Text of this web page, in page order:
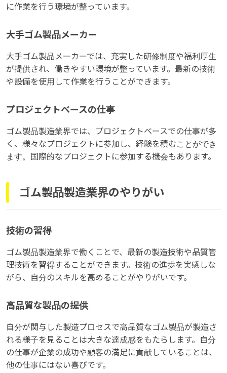
に作業を行う環境が整っています。
大手ゴム製品メーカー
大手ゴム製品メーカーでは、充実した研修制度や福利厚生
が提供され、働きやすい環境が整っています。最新の技術
や設備を使用して作業を行うことができます。
プロジェクトベースの仕事
ゴム製品製造業界では、プロジェクトベースでの仕事が多
く、様々なプロジェクトに参加し、経験を積むことができ
ます。国際的なプロジェクトに参加する機会もあります。
ゴム製品製造業界のやりがい
技術の習得
ゴム製品製造業界で働くことで、最新の製造技術や品質管
理技術を習得することができます。技術の進歩を実感しな
がら、自分のスキルを高めることがやりがいです。
高品質な製品の提供
自分が関与した製造プロセスで高品質なゴム製品が製造さ
れる様子を見ることは大きな達成感をもたらします。自分
の仕事が企業の成功や顧客の満足に貢献していることは、
他の仕事にはない喜びです。